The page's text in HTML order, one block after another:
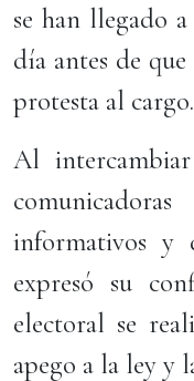
se han llegado
día antes de
protesta al cargo.
Al
informativos y
expresó su
electoral se
apego a la ley y